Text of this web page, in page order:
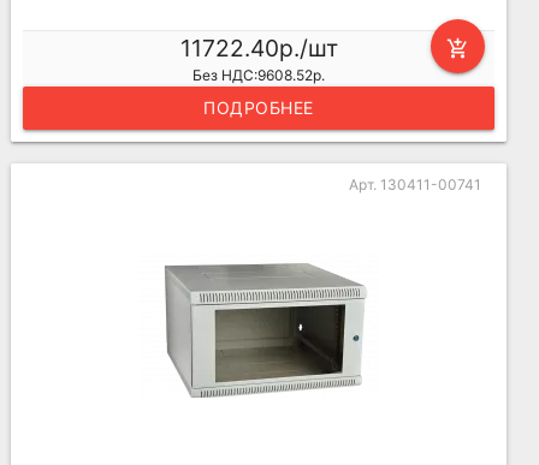
add_shopping_cart
11722.40р./шт
Без НДС:9608.52р.
ПОДРОБНЕЕ
Арт. 130411-00741